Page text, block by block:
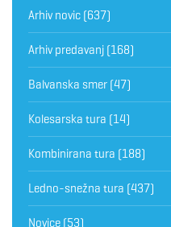
Arhiv novic (637)
Arhiv predavanj (168)
Balvanska smer (47)
Kolesarska tura (14)
Kombinirana tura (188)
Ledno-snežna tura (437)
Novice (53)